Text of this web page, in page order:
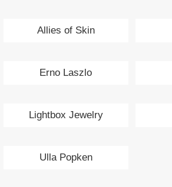
Allies of Skin
Erno Laszlo
Lightbox Jewelry
Ulla Popken